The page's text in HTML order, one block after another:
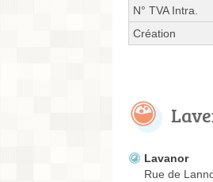
N° TVA Intra.
Création
Lavanor
Rue de